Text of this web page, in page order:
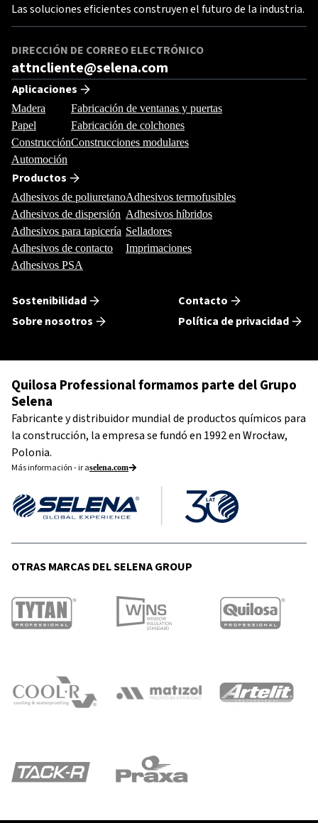
Las soluciones eficientes construyen el futuro de la industria.
DIRECCIÓN DE CORREO ELECTRÓNICO
attncliente@selena.com
Aplicaciones
Madera
Papel
Construcción
Automoción
Fabricación de ventanas y puertas
Fabricación de colchones
Construcciones modulares
Productos
Adhesivos de poliuretano
Adhesivos de dispersión
Adhesivos para tapicería
Adhesivos de contacto
Adhesivos PSA
Adhesivos termofusibles
Adhesivos híbridos
Selladores
Imprimaciones
Sostenibilidad
Sobre nosotros
Contacto
Política de privacidad
Quilosa Professional formamos parte del Grupo
Selena
Fabricante y distribuidor mundial de productos químicos para
la construcción, la empresa se fundó en 1992 en Wrocław,
Polonia.
Más información - ir aselena.com
OTRAS MARCAS DEL SELENA GROUP